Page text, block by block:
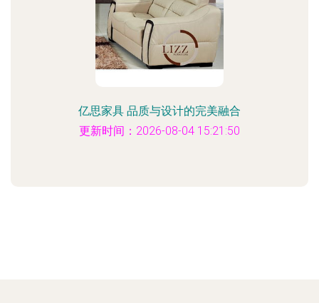
亿思家具 品质与设计的完美融合
更新时间：2026-08-04 15:21:50